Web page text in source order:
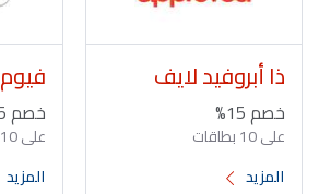
ذا أبروفيد لايف
خصم 15%
على 10 بطاقات
المزيد
فيوم
خصم 15%
على 10 بطاقات
المزيد